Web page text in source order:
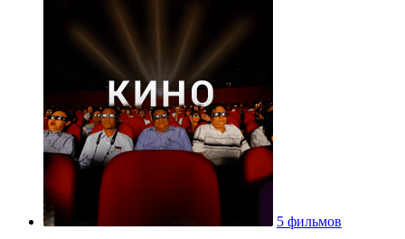
5 фильмов